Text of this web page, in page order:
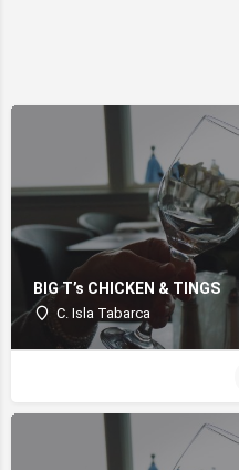
BIG T’s CHICKEN & TINGS
C. Isla Tabarca